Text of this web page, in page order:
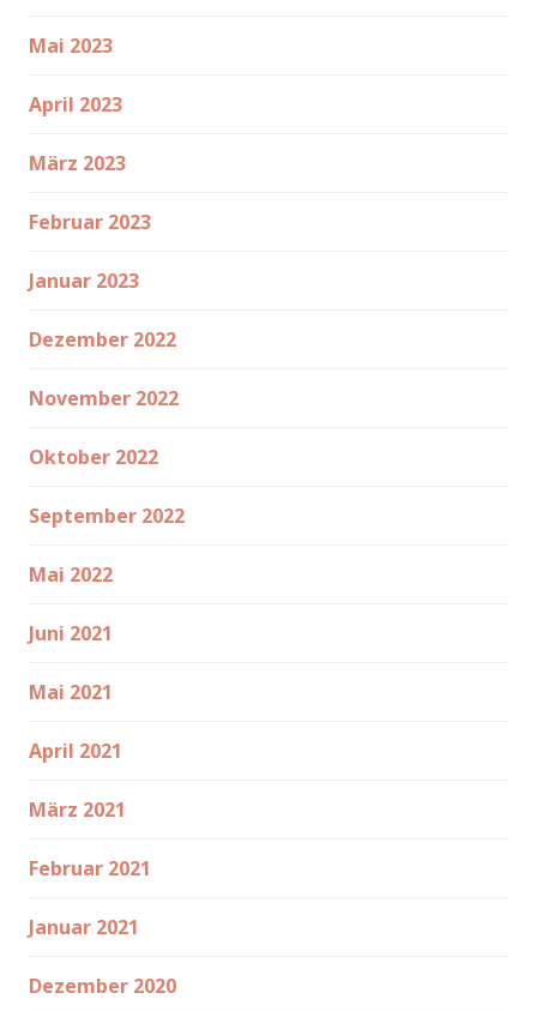
Mai 2023
April 2023
März 2023
Februar 2023
Januar 2023
Dezember 2022
November 2022
Oktober 2022
September 2022
Mai 2022
Juni 2021
Mai 2021
April 2021
März 2021
Februar 2021
Januar 2021
Dezember 2020